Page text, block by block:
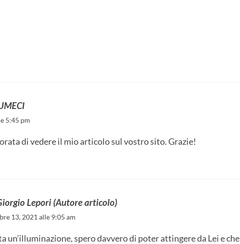
5:45 pm
di vedere il mio articolo sul vostro sito. Grazie!
Lepori (Autore articolo)
13, 2021 alle 9:05 am
un’illuminazione, spero davvero di poter attingere da Lei e che